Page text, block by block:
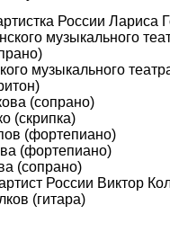
России Лариса
музыкального
музыкального
(сопрано)
(скрипка)
(фортепиано)
(фортепиано)
(сопрано)
России Виктор
(гитара)